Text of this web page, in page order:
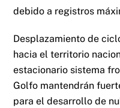
debido a registros
Desplazamiento de
hacia el territorio
estacionario sistema
Golfo mantendrán
para el desarrollo de